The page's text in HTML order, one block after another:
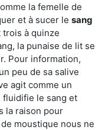
la femelle de
et à sucer le sang
trois à quinze
la punaise de lit se
Pour information,
peu de sa salive
agit comme un
fluidifie le sang et
la raison pour
moustique nous ne